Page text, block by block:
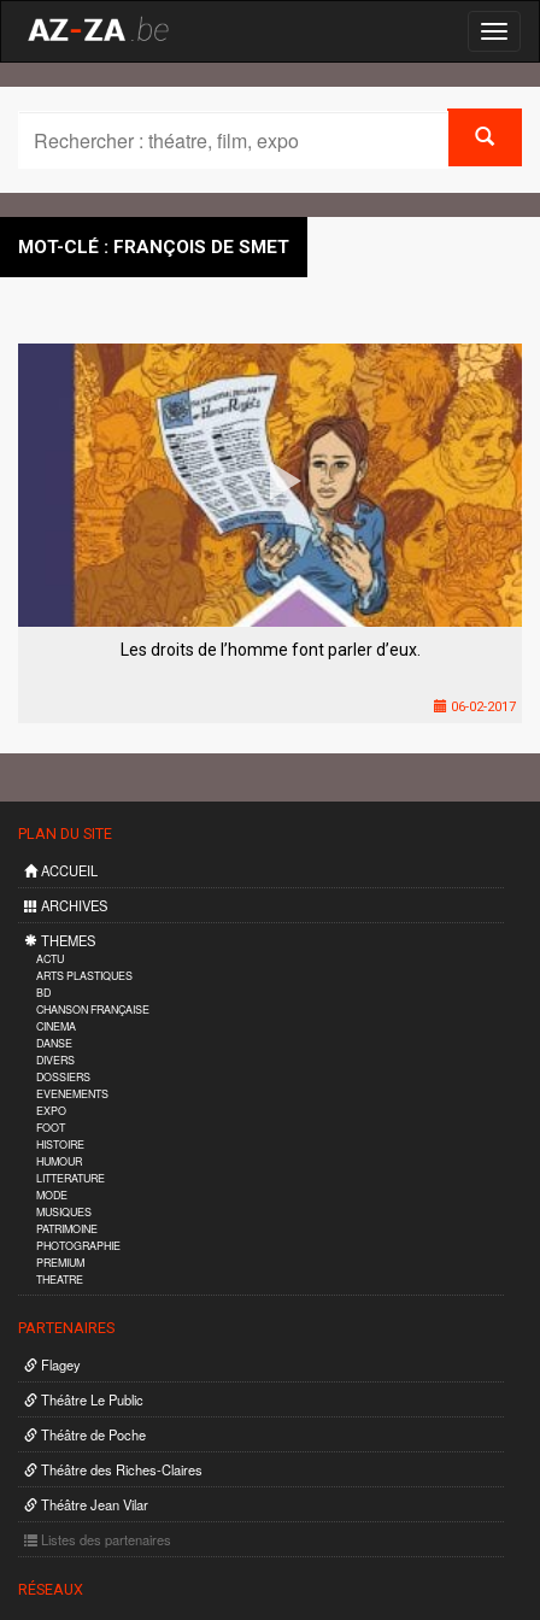
MOT-CLÉ : FRANÇOIS DE SMET
Les droits de l’homme font parler d’eux.
06-02-2017
PLAN DU SITE
ACCUEIL
ARCHIVES
THEMES
ACTU
ARTS PLASTIQUES
BD
CHANSON FRANÇAISE
CINEMA
DANSE
DIVERS
DOSSIERS
EVENEMENTS
EXPO
FOOT
HISTOIRE
HUMOUR
LITTERATURE
MODE
MUSIQUES
PATRIMOINE
PHOTOGRAPHIE
PREMIUM
THEATRE
PARTENAIRES
Flagey
Théâtre Le Public
Théâtre de Poche
Théâtre des Riches-Claires
Théâtre Jean Vilar
Listes des partenaires
RÉSEAUX